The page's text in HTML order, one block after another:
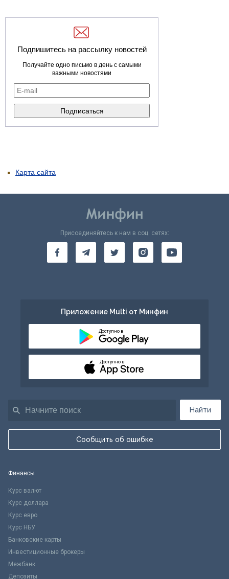
Подпишитесь на рассылку новостей
Получайте одно письмо в день с самыми
важными новостями
Карта сайта
Найти
Сообщить об ошибке
Присоединяйтесь к нам в соц. сетях:
Приложение Multi от Минфин
Доступно в
Доступно в
Финансы
Курс валют
Курс доллара
Курс евро
Курс НБУ
Банковские карты
Инвестиционные брокеры
Межбанк
Депозиты